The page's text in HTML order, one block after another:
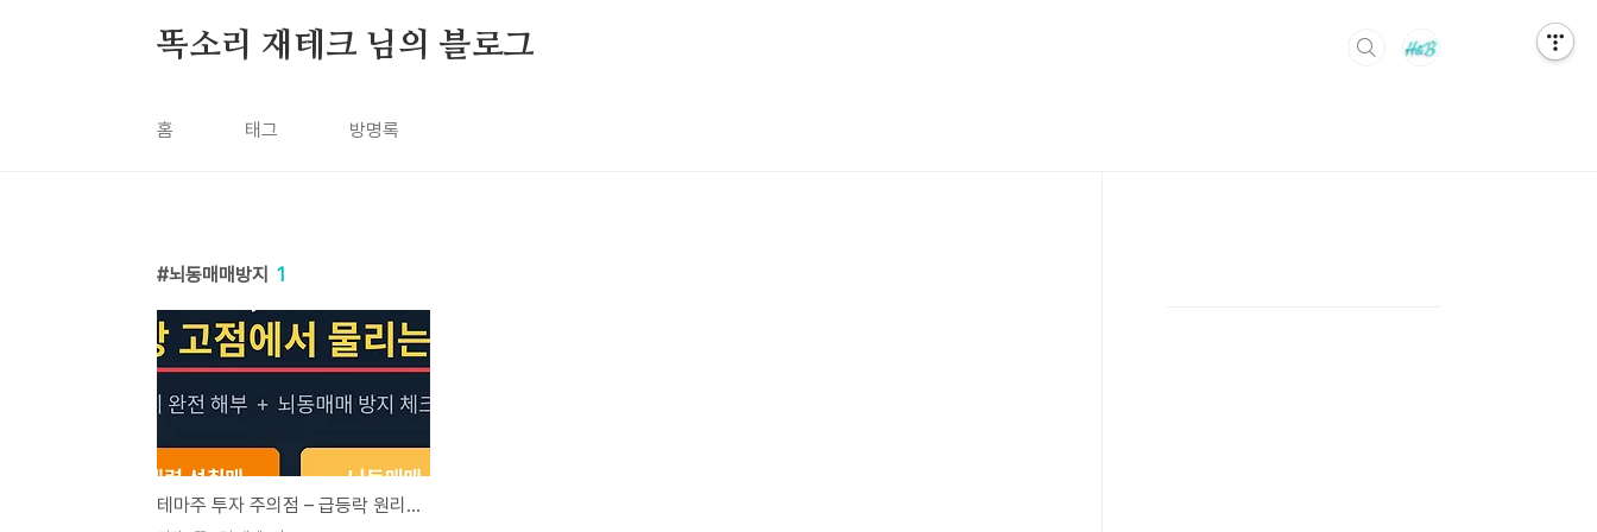
똑소리 재테크 님의 블로그
홈 태그 방명록
뇌동매매방지 1
테마주 투자 주의점 – 급등락 원리와 뇌동매매 방지 체크리스트